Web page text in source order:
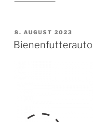
VERÖFFENTLICHT
AM
8. AUGUST 2023